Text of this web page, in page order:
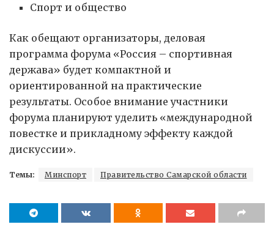
Спорт и общество
Как обещают организаторы, деловая
программа форума «Россия – спортивная
держава» будет компактной и
ориентированной на практические
результаты. Особое внимание участники
форума планируют уделить «международной
повестке и прикладному эффекту каждой
дискуссии».
Темы: Минспорт Правительство Самарской области